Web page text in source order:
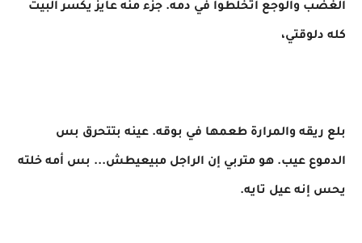
الغضب والوجع اتخلطوا في دمه. جزء منه عايز يكسر البيت
كله دلوقتي،
بلع ريقه والمرارة طعمها في بوقه. عينه بتتحرق بس
الدموع عيب. هو متربي إن الراجل مبيعيطش... بس أمه خلته
يحس إنه عيل تايه.